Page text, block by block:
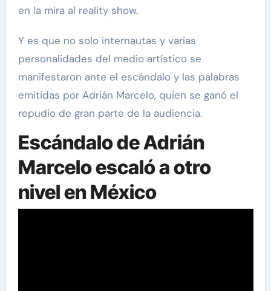
en la mira al reality show.
Y es que no solo internautas y varias
personalidades del medio artístico se
manifestaron ante el escándalo y las palabras
emitidas por Adrián Marcelo, quien se ganó el
repudio de gran parte de la audiencia.
Escándalo de Adrián
Marcelo escaló a otro
nivel en México